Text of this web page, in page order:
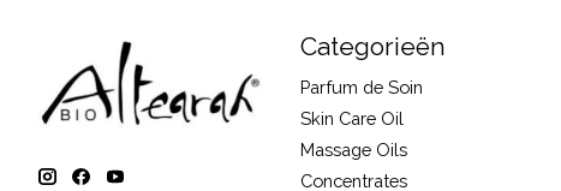
Categorieën
Parfum de Soin
Skin Care Oil
Massage Oils
Concentrates